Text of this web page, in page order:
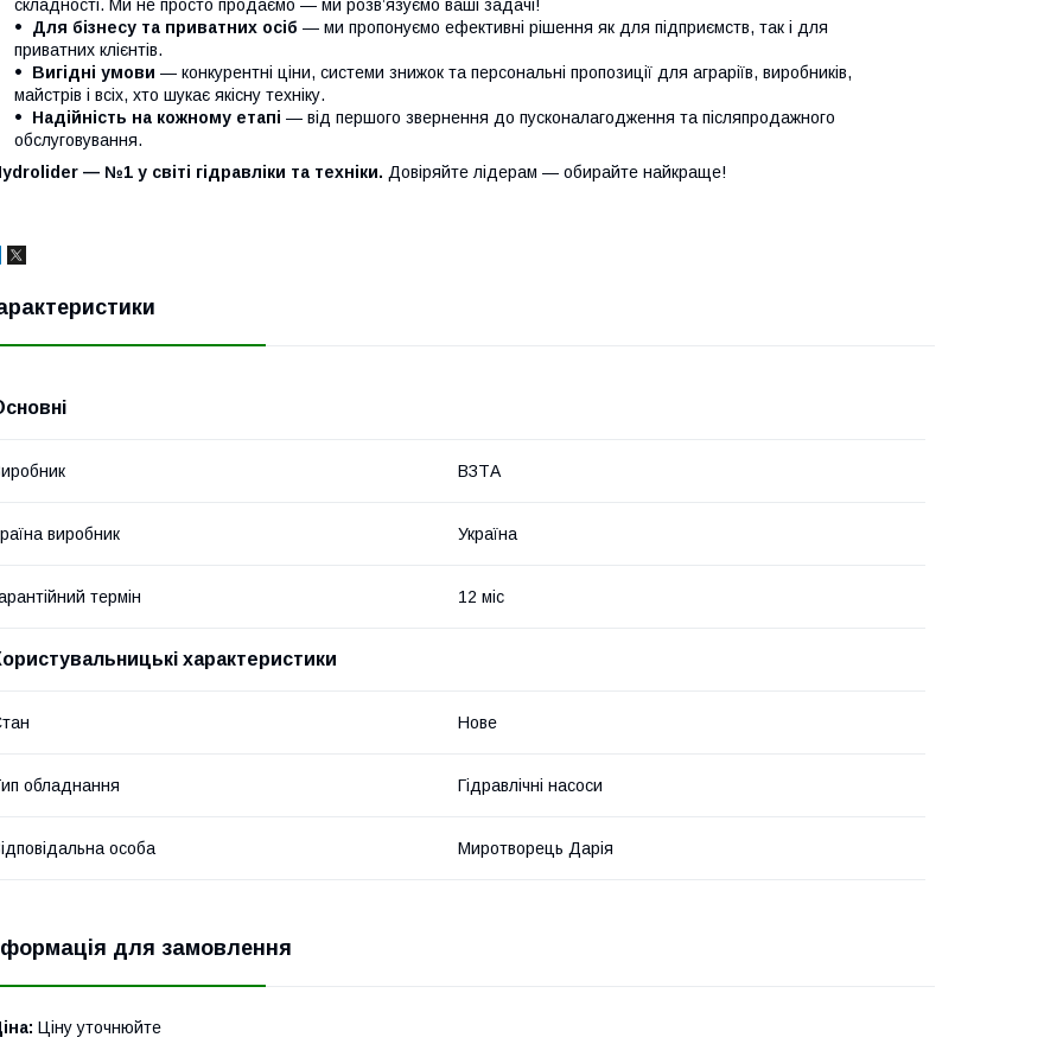
складності. Ми не просто продаємо — ми розв’язуємо ваші задачі!
Для бізнесу та приватних осіб — ми пропонуємо ефективні рішення як для підприємств, так і для
приватних клієнтів.
Вигідні умови — конкурентні ціни, системи знижок та персональні пропозиції для аграріїв, виробників,
майстрів і всіх, хто шукає якісну техніку.
Надійність на кожному етапі — від першого звернення до пусконалагодження та післяпродажного
обслуговування.
— №1 у світі гідравліки та техніки. Довіряйте лідерам — обирайте найкраще!
ВЗТА
виробник Україна
термін 12 міс
характеристики
Нове
обладнання Гідравлічні насоси
особа Миротворець Дарія
для замовлення
Ціну уточнюйте